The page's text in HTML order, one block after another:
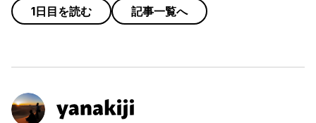
1日目を読む 記事一覧へ